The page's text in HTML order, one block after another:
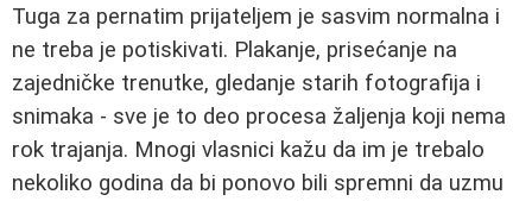
Tuga za pernatim prijateljem je sasvim normalna i
ne treba je potiskivati. Plakanje, prisećanje na
zajedničke trenutke, gledanje starih fotografija i
snimaka - sve je to deo procesa žaljenja koji nema
rok trajanja. Mnogi vlasnici kažu da im je trebalo
nekoliko godina da bi ponovo bili spremni da uzmu